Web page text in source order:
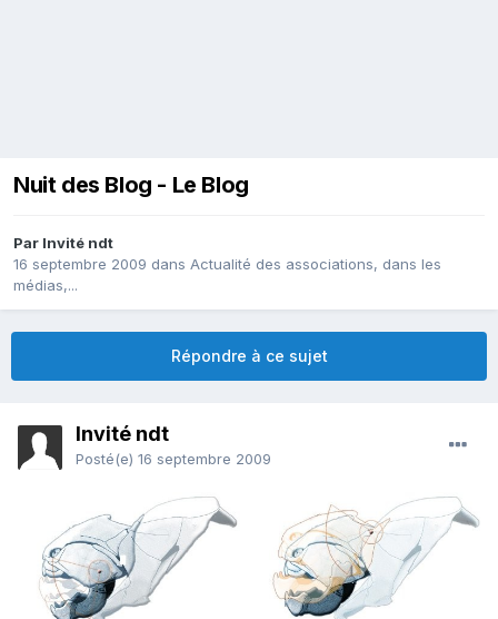
Nuit des Blog - Le Blog
Par Invité ndt
16 septembre 2009 dans Actualité des associations, dans les
médias,...
Répondre à ce sujet
Invité ndt
Posté(e) 16 septembre 2009